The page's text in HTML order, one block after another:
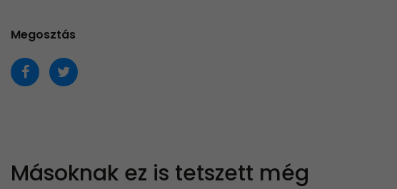
Megosztás
Másoknak ez is tetszett még